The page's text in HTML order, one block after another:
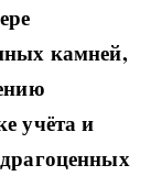
камней,
учёта и